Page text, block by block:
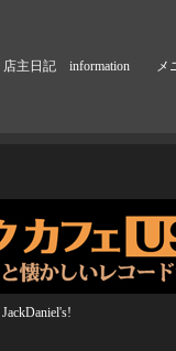
店主日記 information メ